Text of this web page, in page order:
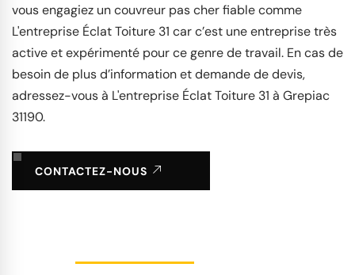
vous engagiez un couvreur pas cher fiable comme
L'entreprise Éclat Toiture 31 car c’est une entreprise très
active et expérimenté pour ce genre de travail. En cas de
besoin de plus d’information et demande de devis,
adressez-vous à L'entreprise Éclat Toiture 31 à Grepiac
31190.
CONTACTEZ-NOUS